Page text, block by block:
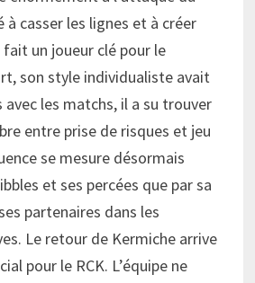
à casser les lignes et à créer
un joueur clé pour le
son style individualiste avait
les matchs, il a su trouver
entre prise de risques et jeu
se mesure désormais
et ses percées que par sa
partenaires dans les
Le retour de Kermiche arrive
pour le RCK. L’équipe ne